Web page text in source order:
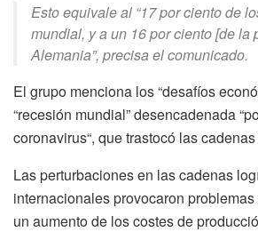
Esto equivale al “17 por ciento de
mundial, y a un 16 por ciento [de la
Alemania”, precisa el comunicado.
El grupo menciona los “desafíos
“recesión mundial” desencadenada
coronavirus“, que trastocó las
Las perturbaciones en las cadenas
internacionales provocaron
un aumento de los costes de